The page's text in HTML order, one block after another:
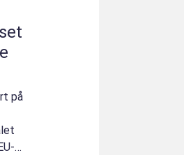
på